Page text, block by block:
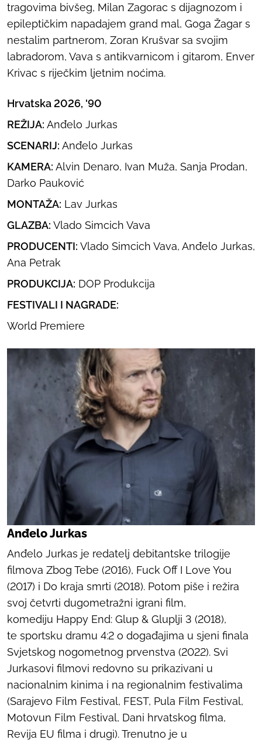
tragovima bivšeg, Milan Zagorac s dijagnozom i
epileptičkim napadajem grand mal, Goga Žagar s
nestalim partnerom, Zoran Krušvar sa svojim
labradorom, Vava s antikvarnicom i gitarom, Enver
Krivac s riječkim ljetnim noćima.
Hrvatska 2026, '90
REŽIJA: Anđelo Jurkas
SCENARIJ: Anđelo Jurkas
KAMERA: Alvin Denaro, Ivan Muža, Sanja Prodan,
Darko Pauković
MONTAŽA: Lav Jurkas
GLAZBA: Vlado Simcich Vava
PRODUCENTI: Vlado Simcich Vava, Anđelo Jurkas,
Ana Petrak
PRODUKCIJA: DOP Produkcija
FESTIVALI I NAGRADE:
World Premiere
Anđelo Jurkas
Anđelo Jurkas je redatelj debitantske trilogije
filmova Zbog Tebe (2016), Fuck Off I Love You
(2017) i Do kraja smrti (2018). Potom piše i režira
svoj četvrti dugometražni igrani film,
komediju Happy End: Glup & Gluplji 3 (2018),
te sportsku dramu 4:2 o događajima u sjeni finala
Svjetskog nogometnog prvenstva (2022). Svi
Jurkasovi filmovi redovno su prikazivani u
nacionalnim kinima i na regionalnim festivalima
(Sarajevo Film Festival, FEST, Pula Film Festival,
Motovun Film Festival, Dani hrvatskog filma,
Revija EU filma i drugi). Trenutno je u